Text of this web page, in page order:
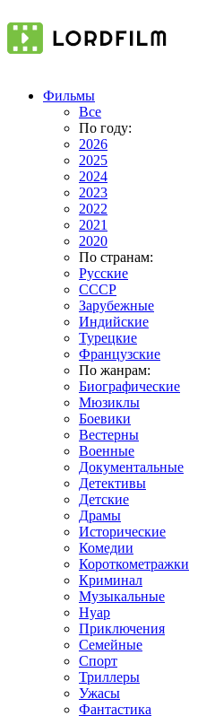
Фильмы
Все
По году:
2026
2025
2024
2023
2022
2021
2020
По странам:
Русские
СССР
Зарубежные
Индийские
Турецкие
Французские
По жанрам:
Биографические
Мюзиклы
Боевики
Вестерны
Военные
Документальные
Детективы
Детские
Драмы
Исторические
Комедии
Короткометражки
Криминал
Музыкальные
Нуар
Приключения
Семейные
Спорт
Триллеры
Ужасы
Фантастика